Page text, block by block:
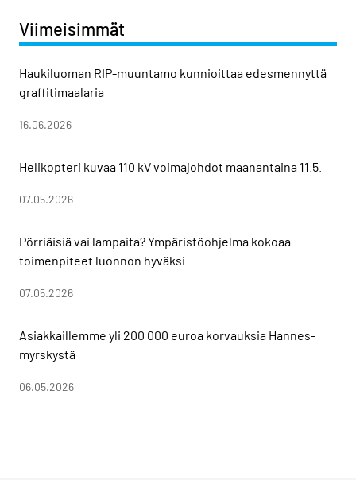
Viimeisimmät
Haukiluoman RIP-muuntamo kunnioittaa edesmennyttä
graffitimaalaria
16.06.2026
Helikopteri kuvaa 110 kV voimajohdot maanantaina 11.5.
07.05.2026
Pörriäisiä vai lampaita? Ympäristöohjelma kokoaa
toimenpiteet luonnon hyväksi
07.05.2026
Asiakkaillemme yli 200 000 euroa korvauksia Hannes-
myrskystä
06.05.2026